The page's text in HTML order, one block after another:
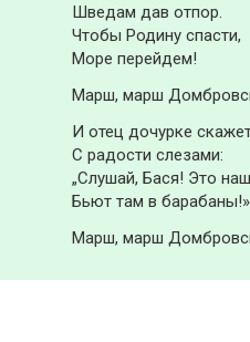
Шведам дав отпор.
Чтобы Родину спасти,
Море перейдем!
Марш, марш
И отец дочурке
С радости слезами:
„Слушай, Бася! Это
Бьют там в барабаны!»
Марш, марш